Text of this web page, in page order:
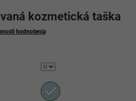
hodnotenia
kozmetická taška